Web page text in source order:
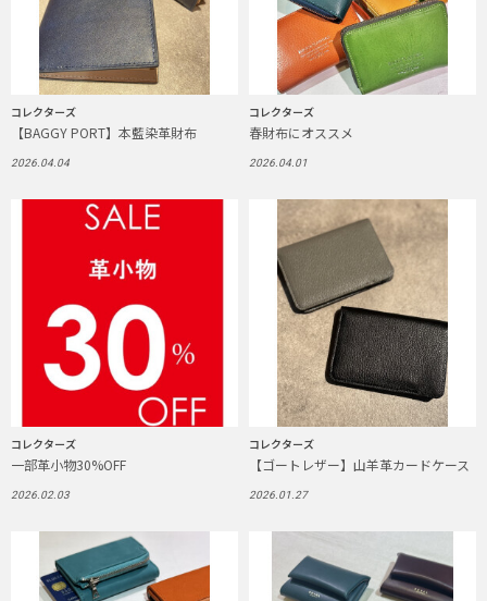
コレクターズ
【BAGGY PORT】本藍染革財布
2026.04.04
コレクターズ
春財布にオススメ
2026.04.01
コレクターズ
一部革小物30%OFF
2026.02.03
コレクターズ
【ゴートレザー】山羊革カードケース
2026.01.27